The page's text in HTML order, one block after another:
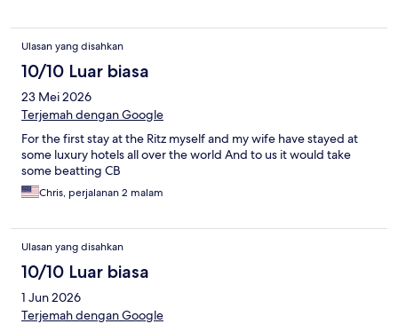
Ulasan yang disahkan
10/10 Luar biasa
23 Mei 2026
Terjemah dengan Google
For the first stay at the Ritz myself and my wife have stayed at
some luxury hotels all over the world And to us it would take
some beatting CB
Chris, perjalanan 2 malam
Ulasan yang disahkan
10/10 Luar biasa
1 Jun 2026
Terjemah dengan Google